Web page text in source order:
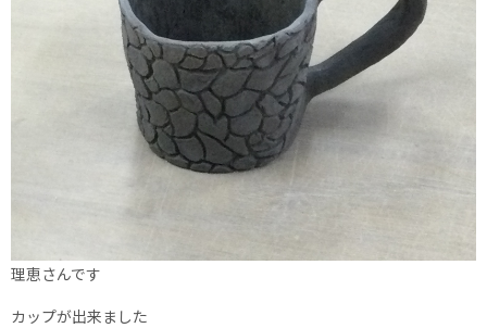
理恵さんです
カップが出来ました